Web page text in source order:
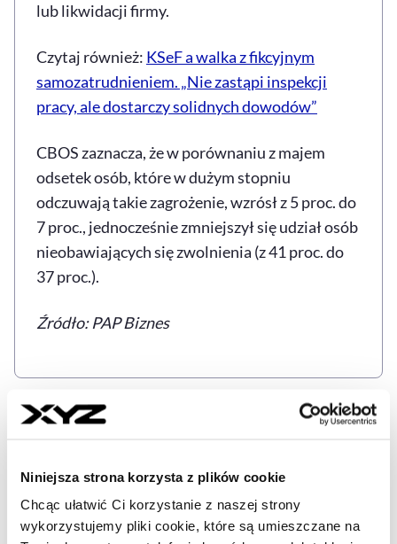
Niniejsza strona korzysta z plików cookie
Chcąc ułatwić Ci korzystanie z naszej strony
wykorzystujemy pliki cookie, które są umieszczane na
lub likwidacji firmy.
Czytaj również: KSeF a walka z fikcyjnym
samozatrudnieniem. „Nie zastąpi inspekcji
pracy, ale dostarczy solidnych dowodów”
CBOS zaznacza, że w porównaniu z majem
odsetek osób, które w dużym stopniu
odczuwają takie zagrożenie, wzrósł z 5 proc. do
7 proc., jednocześnie zmniejszył się udział osób
nieobawiających się zwolnienia (z 41 proc. do
37 proc.).
Źródło: PAP Biznes
Tagi CBOS RYNEK PRACY
Udostępnij Kopiuj link artykułu
Udostępnij na LinkedIn
Udostępnij na Twitterze
Udostępnij na
Udostępnij